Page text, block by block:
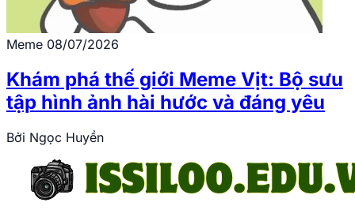
Meme 08/07/2026
Khám phá thế giới Meme Vịt: Bộ sưu
tập hình ảnh hài hước và đáng yêu
Bởi Ngọc Huyền